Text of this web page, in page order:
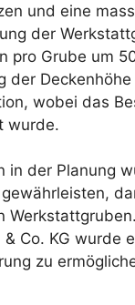
und eine
der
pro Grube um
der
wobei das
wurde.
in der Planung
Co. KG wurde
zu